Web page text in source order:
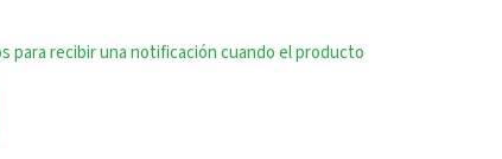
para recibir una notificación cuando el producto